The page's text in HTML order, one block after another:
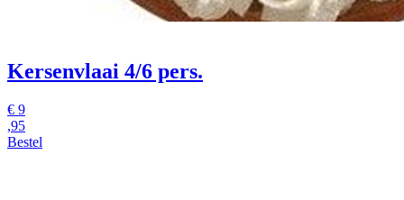
Kersenvlaai 4/6 pers.
€ 9
,95
Bestel